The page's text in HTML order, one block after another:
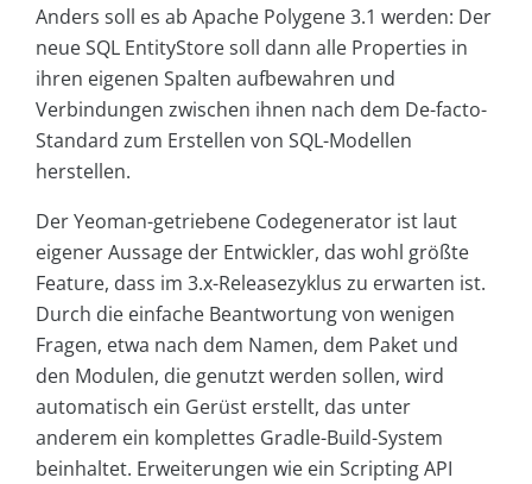
Anders soll es ab Apache Polygene 3.1 werden: Der
neue SQL EntityStore soll dann alle Properties in
ihren eigenen Spalten aufbewahren und
Verbindungen zwischen ihnen nach dem De-facto-
Standard zum Erstellen von SQL-Modellen
herstellen.
Der Yeoman-getriebene Codegenerator ist laut
eigener Aussage der Entwickler, das wohl größte
Feature, dass im 3.x-Releasezyklus zu erwarten ist.
Durch die einfache Beantwortung von wenigen
Fragen, etwa nach dem Namen, dem Paket und
den Modulen, die genutzt werden sollen, wird
automatisch ein Gerüst erstellt, das unter
anderem ein komplettes Gradle-Build-System
beinhaltet. Erweiterungen wie ein Scripting API